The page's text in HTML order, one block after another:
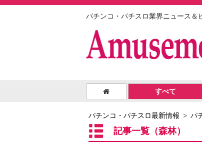
パチンコ・パチスロ業界ニュース＆
すべて
パチンコ・パチスロ最新情報 パ
記事一覧（森林）